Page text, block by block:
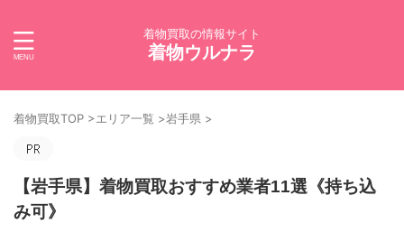
着物買取の情報サイト
着物ウルナラ
着物買取TOP >エリア一覧 >岩手県 >
【岩手県】着物買取おすすめ業者11選《持ち込
み可》